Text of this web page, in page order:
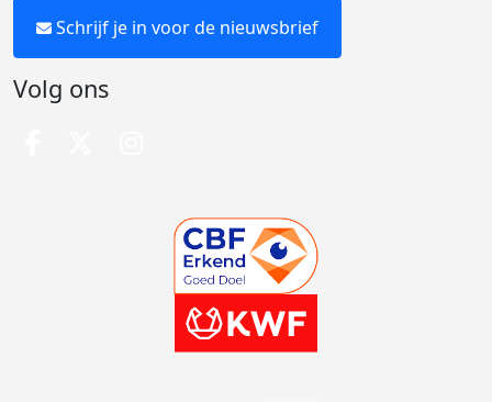
Schrijf je in voor de nieuwsbrief
Volg ons